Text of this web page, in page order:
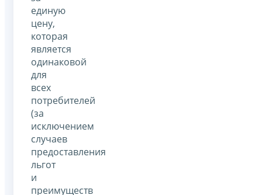
единую
цену,
которая
является
одинаковой
для
всех
потребителей
(за
исключением
случаев
предоставления
льгот
и
преимуществ